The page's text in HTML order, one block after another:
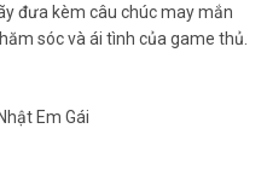
đưa kèm câu chúc may mắn
sóc và ái tình của game thủ.